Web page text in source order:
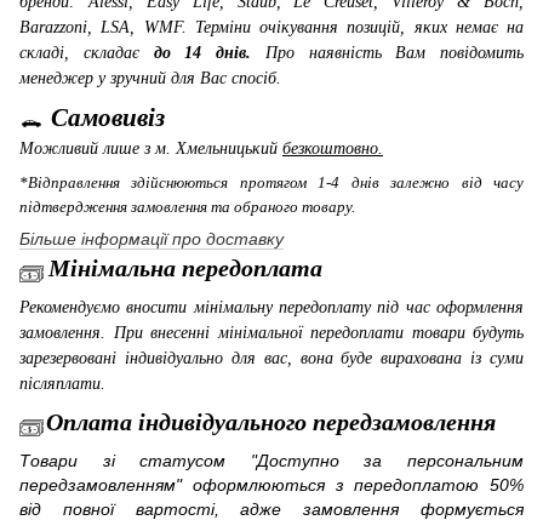
Barazzoni, LSA, WMF. Терміни очікування позицій, яких немає на
складі, складає до 14 днів. Про наявність Вам повідомить
менеджер у зручний для Вас спосіб.
Самовивіз
Можливий лише з м. Хмельницький безкоштовно.
*Відправлення здійснюються протягом 1-4 днів залежно від часу
підтвердження замовлення та обраного товару.
Більше інформації про доставку
Мінімальна передоплата
Рекомендуємо вносити мінімальну передоплату під час оформлення
замовлення. При внесенні мінімальної передоплати товари будуть
зарезервовані індивідуально для вас, вона буде вирахована із суми
післяплати.
Оплата індивідуального передзамовлення
Товари зі статусом "Доступно за персональним
передзамовленням" оформлюються з передоплатою 50%
від повної вартості, адже замовлення формується